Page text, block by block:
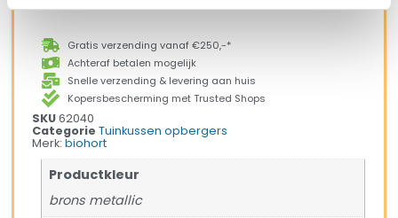
Gratis verzending vanaf €250,-*
Achteraf betalen mogelijk
Snelle verzending & levering aan huis
Kopersbescherming met Trusted Shops
SKU62040
Categorie Tuinkussen opbergers
Merk:biohort
Productkleur
brons metallic